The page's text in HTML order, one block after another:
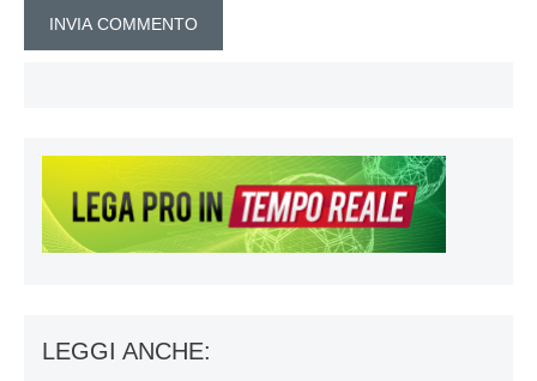
LEGGI ANCHE: